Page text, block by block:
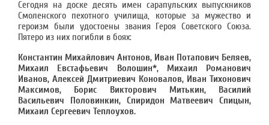
Сегодня на доске десять имен сарапульских выпускников
Смоленского пехотного училища, которые за мужество и
героизм были удостоены звания Героя Советского Союза.
Пятеро из них погибли в боях:
Константин Михайлович Антонов, Иван Потапович Беляев,
Михаил Евстафьевич Волошин*, Михаил Романович
Иванов, Алексей Дмитриевич Коновалов, Иван Тихонович
Максимов, Борис Викторович Митькин, Василий
Васильевич Половинкин, Спиридон Матвеевич Спицын,
Михаил Сергеевич Теплоухов.